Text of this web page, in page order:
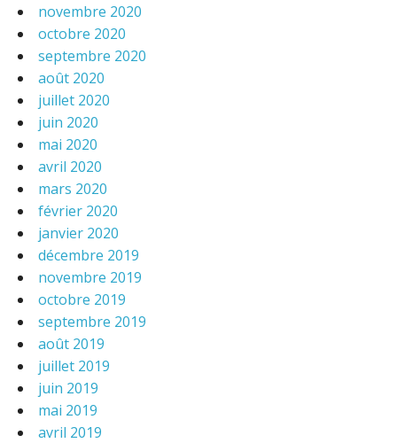
novembre 2020
octobre 2020
septembre 2020
août 2020
juillet 2020
juin 2020
mai 2020
avril 2020
mars 2020
février 2020
janvier 2020
décembre 2019
novembre 2019
octobre 2019
septembre 2019
août 2019
juillet 2019
juin 2019
mai 2019
avril 2019